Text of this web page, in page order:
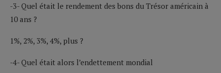
-3- Quel était le rendement des bons du Trésor américain à
10 ans ?
1%, 2%, 3%, 4%, plus ?
-4- Quel était alors l’endettement mondial